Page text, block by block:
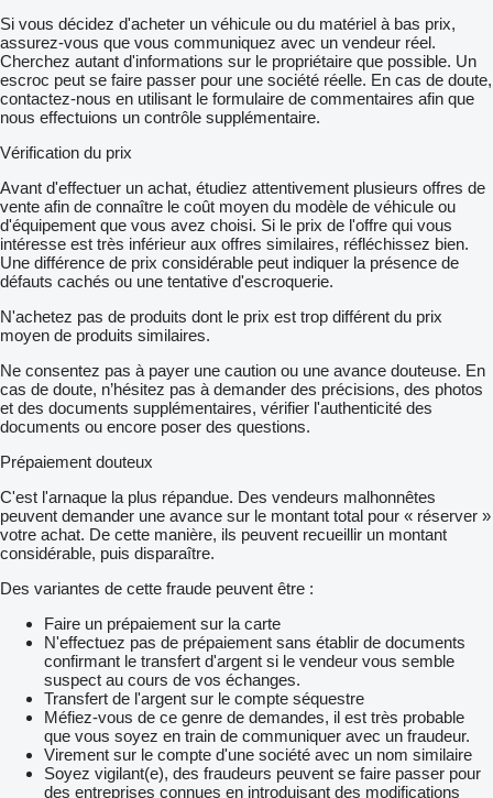
Si vous décidez d'acheter un véhicule ou du matériel à bas prix,
assurez-vous que vous communiquez avec un vendeur réel.
Cherchez autant d'informations sur le propriétaire que possible. Un
escroc peut se faire passer pour une société réelle. En cas de doute,
contactez-nous en utilisant le formulaire de commentaires afin que
nous effectuions un contrôle supplémentaire.
Vérification du prix
Avant d'effectuer un achat, étudiez attentivement plusieurs offres de
vente afin de connaître le coût moyen du modèle de véhicule ou
d'équipement que vous avez choisi. Si le prix de l'offre qui vous
intéresse est très inférieur aux offres similaires, réfléchissez bien.
Une différence de prix considérable peut indiquer la présence de
défauts cachés ou une tentative d'escroquerie.
N'achetez pas de produits dont le prix est trop différent du prix
moyen de produits similaires.
Ne consentez pas à payer une caution ou une avance douteuse. En
cas de doute, n’hésitez pas à demander des précisions, des photos
et des documents supplémentaires, vérifier l'authenticité des
documents ou encore poser des questions.
Prépaiement douteux
C'est l'arnaque la plus répandue. Des vendeurs malhonnêtes
peuvent demander une avance sur le montant total pour « réserver »
votre achat. De cette manière, ils peuvent recueillir un montant
considérable, puis disparaître.
Des variantes de cette fraude peuvent être :
Faire un prépaiement sur la carte
N'effectuez pas de prépaiement sans établir de documents
confirmant le transfert d'argent si le vendeur vous semble
suspect au cours de vos échanges.
Transfert de l'argent sur le compte séquestre
Méfiez-vous de ce genre de demandes, il est très probable
que vous soyez en train de communiquer avec un fraudeur.
Virement sur le compte d'une société avec un nom similaire
Soyez vigilant(e), des fraudeurs peuvent se faire passer pour
des entreprises connues en introduisant des modifications